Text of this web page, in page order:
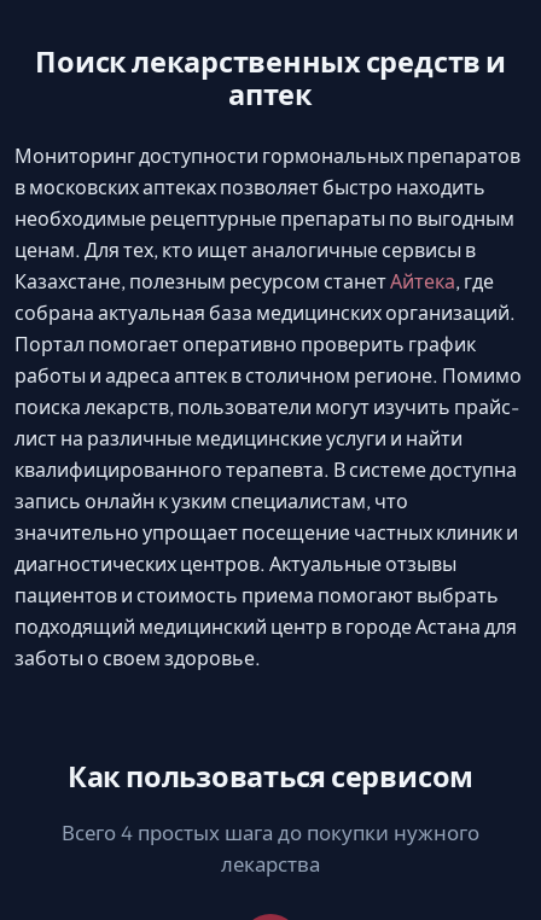
Поиск лекарственных средств и
аптек
Мониторинг доступности гормональных препаратов
в московских аптеках позволяет быстро находить
необходимые рецептурные препараты по выгодным
ценам. Для тех, кто ищет аналогичные сервисы в
Казахстане, полезным ресурсом станетАйтека, где
собрана актуальная база медицинских организаций.
Портал помогает оперативно проверить график
работы и адреса аптек в столичном регионе. Помимо
поиска лекарств, пользователи могут изучить прайс-
лист на различные медицинские услуги и найти
квалифицированного терапевта. В системе доступна
запись онлайн к узким специалистам, что
значительно упрощает посещение частных клиник и
диагностических центров. Актуальные отзывы
пациентов и стоимость приема помогают выбрать
подходящий медицинский центр в городе Астана для
заботы о своем здоровье.
Как пользоваться сервисом
Всего 4 простых шага до покупки нужного
лекарства